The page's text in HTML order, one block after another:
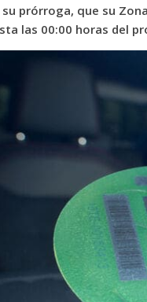
su prórroga, que su
las 00:00 horas del